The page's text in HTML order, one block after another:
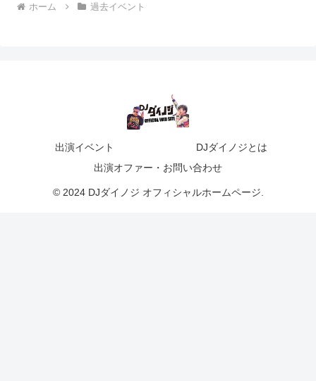
ホーム 過去イベント
出演イベント
DJダイノジとは
出演オファー・お問い合わせ
© 2024 DJダイノジ オフィシャルホームページ.